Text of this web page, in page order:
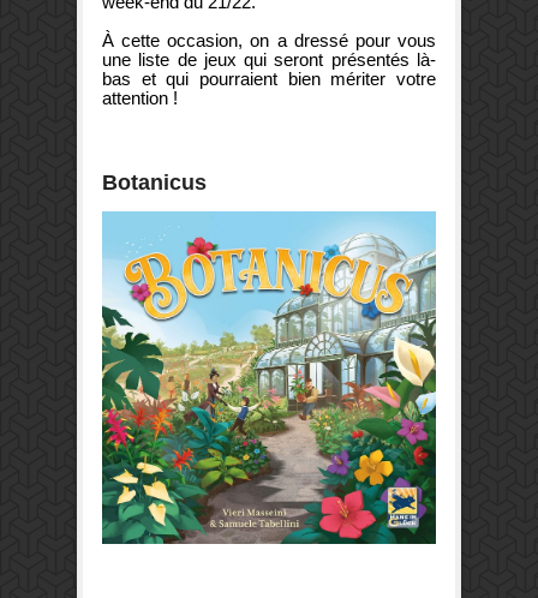
À cette occasion, on a dressé pour vous
une liste de jeux qui seront présentés là-
bas et qui pourraient bien mériter votre
attention !
Botanicus